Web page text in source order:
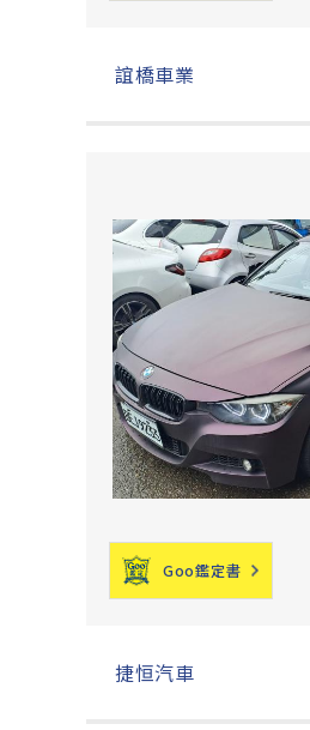
誼橋車業
Goo鑑定書
捷恒汽車